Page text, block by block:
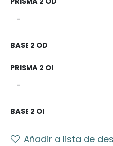
BASE 2 OD
PRISMA 2 OI
BASE 2 OI
Añadir a lista de